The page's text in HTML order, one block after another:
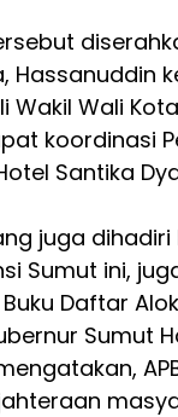
Hassanuddin
Wakil Wali
koordinasi
Santika
juga
Sumut ini,
Daftar
Sumut